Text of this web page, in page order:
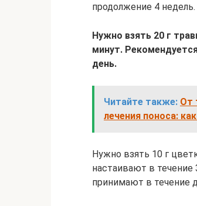
продолжение 4 недель.
Нужно взять 20 г
минут.
день.
Читайте также: От
лечения поноса:
Нужно взять 10 г
настаивают в
принимают в течение